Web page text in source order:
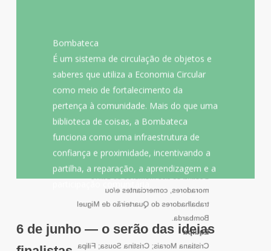
para Bombarda.
Magalhães, Marina Borges
Bombateca
É um sistema de circulação de objetos e
saberes que utiliza a Economia Circular
como meio de fortalecimento da
pertença à comunidade. Mais do que uma
biblioteca de coisas, a Bombateca
funciona como uma infraestrutura de
confiança e proximidade, incentivando a
partilha, a reparação, a aprendizagem e a
Bombateca
. Os objetos circulam, as
relações crescem.
O que procura resolver ou melhorar ?
A fragilidade das relações de
vizinhança/comunitárias, através de
mecanismos de circulação de objetos e
recursos subutilizados.
Destina-se aos membros do Bairro –
moradores, comerciantes e/ou
trabalhadores do Quarteirão de Miguel
Bombarda.
Equipa
Cristiana Morais; Cristina Sousa; Filipa
6 de junho — o serão das ideias